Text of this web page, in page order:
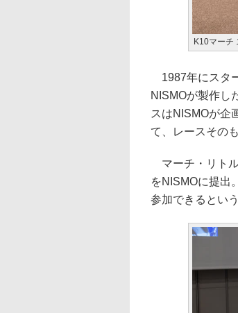
K10マーチ
1987年にスタ
NISMOが製作し
スはNISMOが企
て、レースその
マーチ・リト
をNISMOに提出
参加できるとい